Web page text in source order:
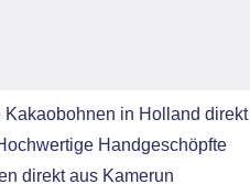
in Holland direkt
Handgeschöpfte
direkt aus Kamerun